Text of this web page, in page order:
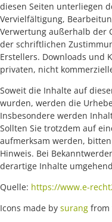
diesen Seiten unterliegen
Vervielfältigung,
Verwertung außerhalb der
der schriftlichen
Erstellers. Downloads und
privaten, nicht
Soweit die Inhalte auf
wurden, werden die
Insbesondere werden
Sollten Sie trotzdem auf
aufmerksam werden,
Hinweis. Bei
derartige Inhalte
Quelle: https://www.e-
Icons made by surang from